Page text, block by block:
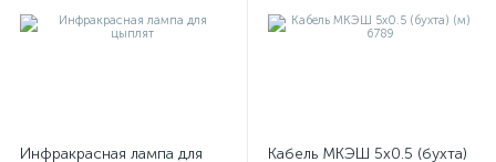
Инфракрасная лампа для
Кабель МКЭШ 5х0.5 (бухта)